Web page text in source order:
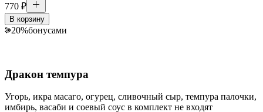
770 ₽
В корзину
20%бонусами
Дракон темпура
Угорь, икра масаго, огурец, сливочный сыр, темпура палочки,
имбирь, васаби и соевый соус в комплект не входят